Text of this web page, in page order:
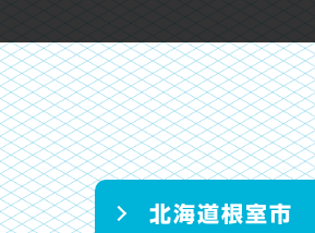
北海道根室市